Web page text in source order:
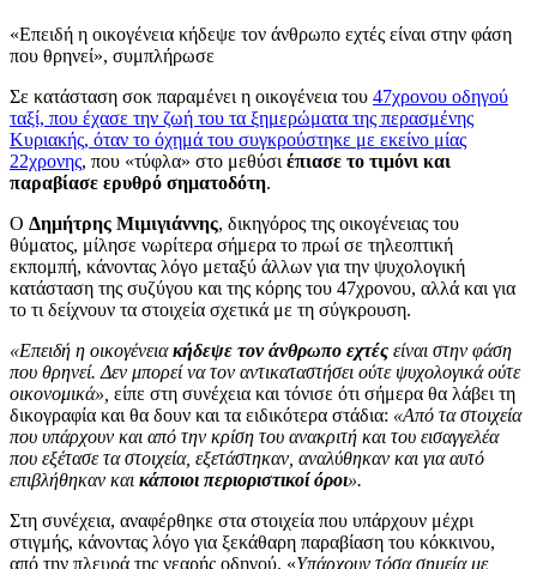
«Επειδή η οικογένεια κήδεψε τον άνθρωπο εχτές είναι στην φάση
που θρηνεί», συμπλήρωσε
Σε κατάσταση σοκ παραμένει η οικογένεια του 47χρονου οδηγού
ταξί, που έχασε την ζωή του τα ξημερώματα της περασμένης
Κυριακής, όταν το όχημά του συγκρούστηκε με εκείνο μίας
22χρονης, που «τύφλα» στο μεθύσι έπιασε το τιμόνι και
παραβίασε ερυθρό σηματοδότη.
Ο Δημήτρης Μιμιγιάννης, δικηγόρος της οικογένειας του
θύματος, μίλησε νωρίτερα σήμερα το πρωί σε τηλεοπτική
εκπομπή, κάνοντας λόγο μεταξύ άλλων για την ψυχολογική
κατάσταση της συζύγου και της κόρης του 47χρονου, αλλά και για
το τι δείχνουν τα στοιχεία σχετικά με τη σύγκρουση.
«Επειδή η οικογένειακήδεψε τον άνθρωπο εχτές είναι στην φάση
που θρηνεί. Δεν μπορεί να τον αντικαταστήσει ούτε ψυχολογικά ούτε
οικονομικά», είπε στη συνέχεια και τόνισε ότι σήμερα θα λάβει τη
δικογραφία και θα δουν και τα ειδικότερα στάδια: «Από τα στοιχεία
που υπάρχουν και από την κρίση του ανακριτή και του εισαγγελέα
που εξέτασε τα στοιχεία, εξετάστηκαν, αναλύθηκαν και για αυτό
επιβλήθηκαν και κάποιοι περιοριστικοί όροι».
Στη συνέχεια, αναφέρθηκε στα στοιχεία που υπάρχουν μέχρι
στιγμής, κάνοντας λόγο για ξεκάθαρη παραβίαση του κόκκινου,
από την πλευρά της νεαρής οδηγού. «Υπάρχουν τόσα σημεία με